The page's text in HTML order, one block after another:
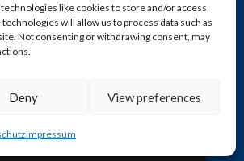
like cookies to store and/or access
will allow us to process data such as
Not consenting or withdrawing consent, may
Deny View preferences
Impressum